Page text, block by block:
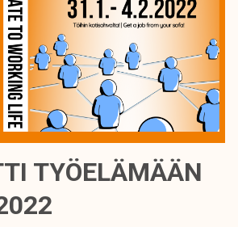
TYÖELÄMÄÄN